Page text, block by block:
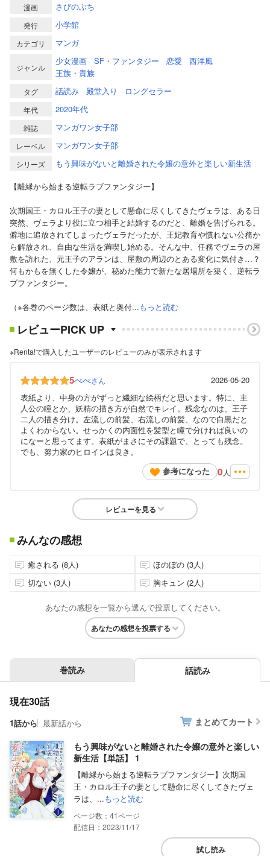
漫画 さびのぶち
発行 小学館
カテゴリ マンガ
ジャンル
少女漫画 SF・ファンタジー 恋愛
西洋風
王族・貴族
タグ 話読み 殿堂入り ロングセラー
年代 2020年代
雑誌 マンガワン女子部
レーベル マンガワン女子部
シリーズ
もう興味がないと離婚された令嬢の意外と楽しい新生活
【離縁から始まる逆転ラブファンタジー】
次期国王・カロル王子の妻として懸命に尽くしてきたヴェラは、ある日
突然、ヴェラより役に立つ相手と結婚するのだと、離婚を告げられる。
僻地に追放されてしまったヴェラだったが、王妃教育や慣れない公務か
ら解放され、自由な生活を満喫し始める。そんな中、任務でヴェラの屋
敷を訪れた、元王子のアランは、屋敷の周辺のとある変化に気付き…？
何もかもを無くした令嬢が、秘めた能力で新たな居場所を築く、逆転ラ
ブファンタジー。
（※各巻のページ数は、表紙と奥付...もっと読む
レビューPICK UP
※Renta!で購入したユーザーのレビューのみが表示されます
5ぺぺさん
2026-05-20
表紙より、中身の方がずっと繊細な絵柄だと思います。特に、主
人公の瞳とか、妖精の描き方が自然でキレイ。残念なのは、王子
二人の描き分け。左流しの前髪、右流しの前髪、なので白黒だと
よくわからない。せっかくの内面性を髪型と瞳で分ければ良いの
になーと思ってます。表紙がまさにその課題で、とっても残念。
でも、努力家のヒロインは良き。
参考になった
0 人
レビューを見る
みんなの感想
癒される (8人)
ほのぼの (3人)
切ない (3人)
胸キュン (2人)
あなたの感想を一覧から選んで投票してください。
あなたの感想を投票する
巻読み 話読み
現在30話
1話から 最新話から まとめてカート
もう興味がないと離婚された令嬢の意外と楽しい
新生活【単話】 1
【離縁から始まる逆転ラブファンタジー】次期国
王・カロル王子の妻として懸命に尽くしてきたヴェ
ラは、...もっと読む
41
配信日：2023/11/17
試し読み